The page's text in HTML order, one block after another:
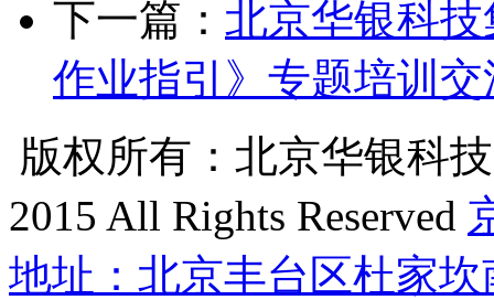
下一篇： 北京华银科
作业指引》专题培训交
版权所有：北京华银科
2015 All Rights Reserved
地址：北京丰台区杜家